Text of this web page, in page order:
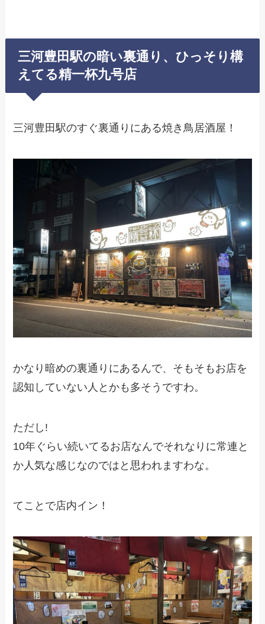
三河豊田駅の暗い裏通り、ひっそり構
えてる精一杯九号店
三河豊田駅のすぐ裏通りにある焼き鳥居酒屋！
かなり暗めの裏通りにあるんで、そもそもお店を
認知していない人とかも多そうですわ。
ただし!
10年ぐらい続いてるお店なんでそれなりに常連と
か人気な感じなのではと思われますわな。
てことで店内イン！